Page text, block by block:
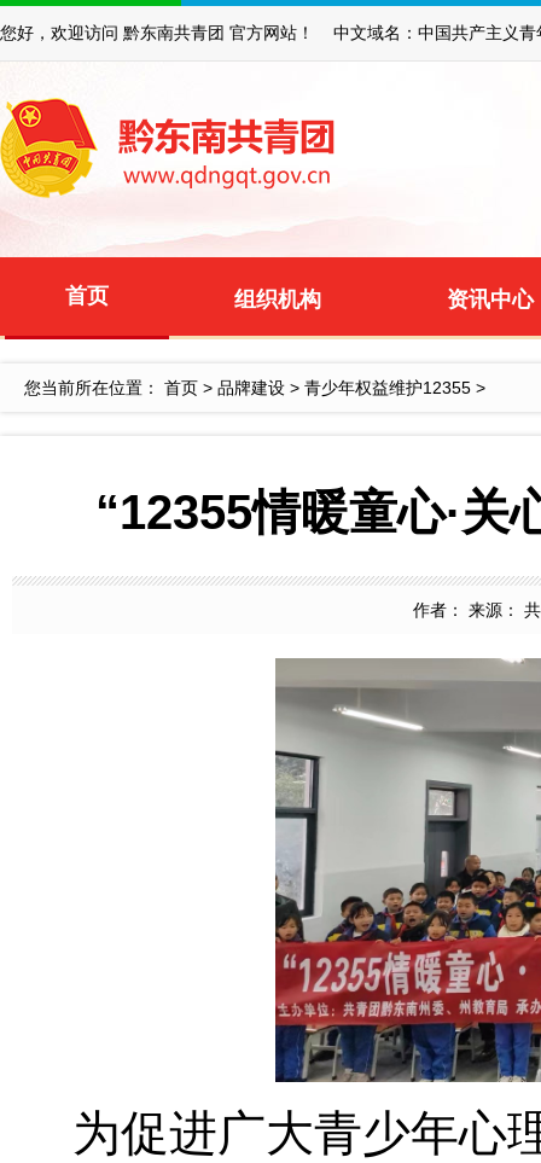
您好，欢迎访问 黔东南共青团 官方网站！ 中文域名：中国共产主义青
首页 组织机构 资讯中心
您当前所在位置： 首页 > 品牌建设 > 青少年权益维护12355 >
“12355情暖童心·
作者： 来源：
为促进广大青少年心